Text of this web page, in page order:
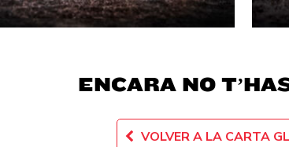
ENCARA NO
VOLVER A LA CARTA